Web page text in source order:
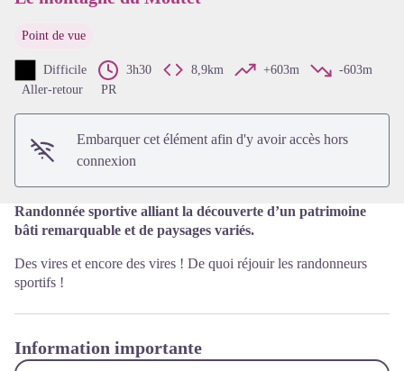
Voir l'image en plein écran
Point de vue
Difficile 3h30 8,9km +603m
-603m
Aller-retour
PR
Embarquer cet élément afin d'y avoir accès hors
connexion
Randonnée sportive alliant la découverte d’un patrimoine
bâti remarquable et de paysages variés.
Des vires et encore des vires ! De quoi réjouir les randonneurs
sportifs !
Information importante